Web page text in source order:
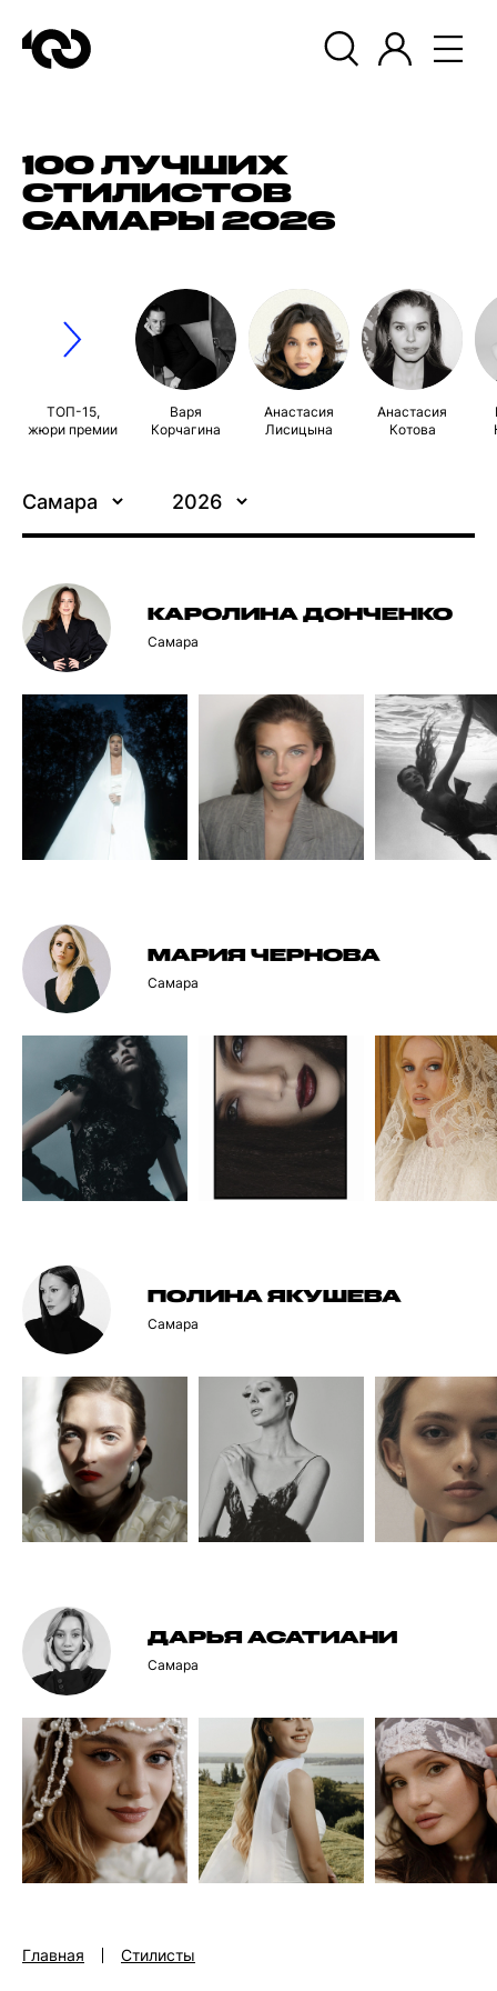
100 ЛУЧШИХ
СТИЛИСТОВ
САМАРЫ 2026
ТОП-15,
жюри премии
Варя
Корчагина
Анастасия
Лисицына
Анастасия
Котова
Самара 2026
КАРОЛИНА ДОНЧЕНКО
Самара
МАРИЯ ЧЕРНОВА
Самара
ПОЛИНА ЯКУШЕВА
Самара
ДАРЬЯ АСАТИАНИ
Самара
Главная Стилисты